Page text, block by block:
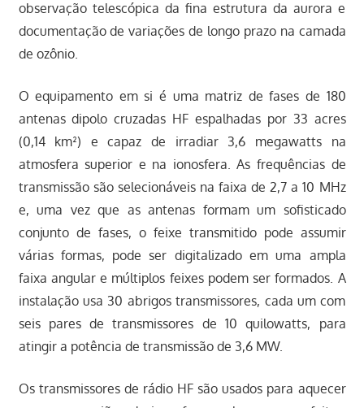
observação telescópica da fina estrutura da aurora e
documentação de variações de longo prazo na camada
de ozônio.
O equipamento em si é uma matriz de fases de 180
antenas dipolo cruzadas HF espalhadas por 33 acres
(0,14 km²) e capaz de irradiar 3,6 megawatts na
atmosfera superior e na ionosfera. As frequências de
transmissão são selecionáveis na faixa de 2,7 a 10 MHz
e, uma vez que as antenas formam um sofisticado
conjunto de fases, o feixe transmitido pode assumir
várias formas, pode ser digitalizado em uma ampla
faixa angular e múltiplos feixes podem ser formados. A
instalação usa 30 abrigos transmissores, cada um com
seis pares de transmissores de 10 quilowatts, para
atingir a potência de transmissão de 3,6 MW.
Os transmissores de rádio HF são usados para aquecer